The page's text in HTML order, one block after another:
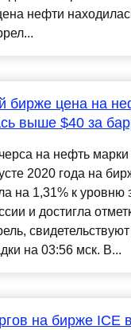
нефти
бирже цена на
выше $40 за
на нефть марки
2020 года на
на 1,31% к уровню
и достигла
на 03:56 мск. В...
на бирже ICE